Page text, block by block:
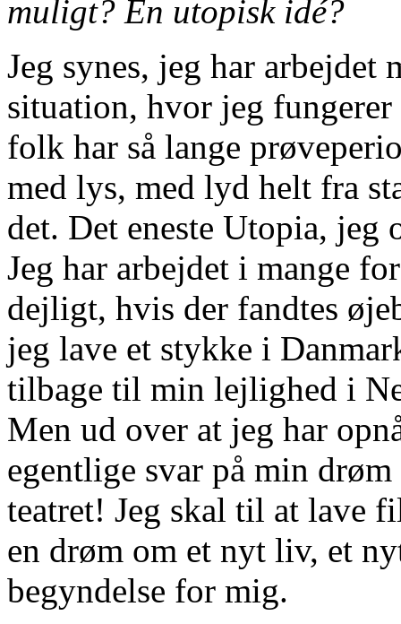
muligt? En utopisk idé?
Jeg synes, jeg har arbejdet
situation, hvor jeg
folk har så lange
med lys, med lyd helt fra
det. Det eneste Utopia,
Jeg har arbejdet i mange
dejligt, hvis der fandtes
jeg lave et stykke i
tilbage til min lejlighed i
Men ud over at jeg har
egentlige svar på min
teatret! Jeg skal til at lave
en drøm om et nyt liv, et
begyndelse for mig.